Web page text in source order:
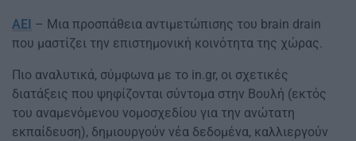
ΑΕΙ – Μια προσπάθεια αντιμετώπισης του brain drain
που μαστίζει την επιστημονική κοινότητα της χώρας.
Πιο αναλυτικά, σύμφωνα με το in.gr, οι σχετικές
διατάξεις που ψηφίζονται σύντομα στην Βουλή (εκτός
του αναμενόμενου νομοσχεδίου για την ανώτατη
εκπαίδευση), δημιουργούν νέα δεδομένα, καλλιεργούν